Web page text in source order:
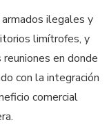
ilegales y
limítrofes, y
en donde
con la integración
comercial